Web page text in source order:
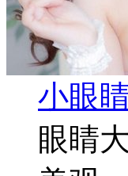
小眼
眼睛